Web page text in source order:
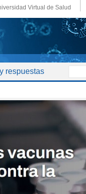
Virtual de Salud
respuestas